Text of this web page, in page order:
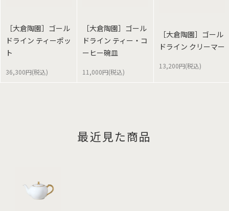
［大倉陶園］ゴール
ドライン ティーポッ
ト
36,300円(税込)
［大倉陶園］ゴール
ドライン ティー・コ
ーヒー碗皿
11,000円(税込)
［大倉陶園］ゴール
ドライン クリーマー
13,200円(税込)
最近見た商品